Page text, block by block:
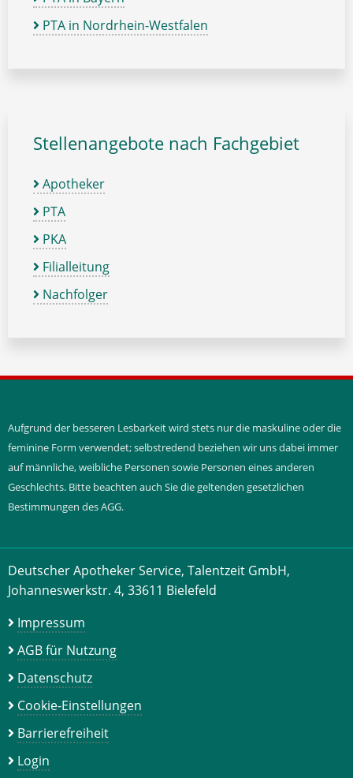
PTA in Nordrhein-Westfalen
Stellenangebote nach Fachgebiet
Apotheker
PTA
PKA
Filialleitung
Nachfolger
Aufgrund der besseren Lesbarkeit wird stets nur die maskuline oder die
feminine Form verwendet; selbstredend beziehen wir uns dabei immer
auf männliche, weibliche Personen sowie Personen eines anderen
Geschlechts. Bitte beachten auch Sie die geltenden gesetzlichen
Bestimmungen des AGG.
Deutscher Apotheker Service, Talentzeit GmbH,
Johanneswerkstr. 4, 33611 Bielefeld
Impressum
AGB für Nutzung
Datenschutz
Cookie-Einstellungen
Barrierefreiheit
Login